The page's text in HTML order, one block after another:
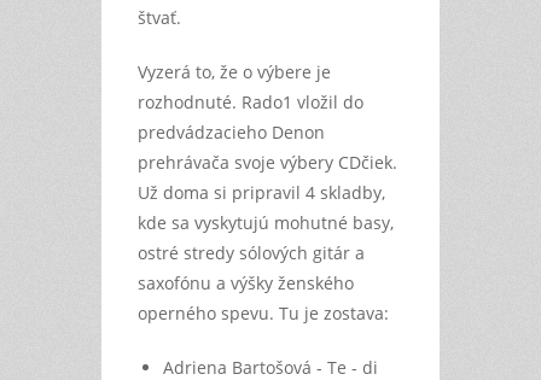
štvať.
Vyzerá to, že o výbere je
rozhodnuté. Rado1 vložil do
predvádzacieho Denon
prehrávača svoje výbery CDčiek.
Už doma si pripravil 4 skladby,
kde sa vyskytujú mohutné basy,
ostré stredy sólových gitár a
saxofónu a výšky ženského
operného spevu. Tu je zostava:
Adriena Bartošová - Te - di